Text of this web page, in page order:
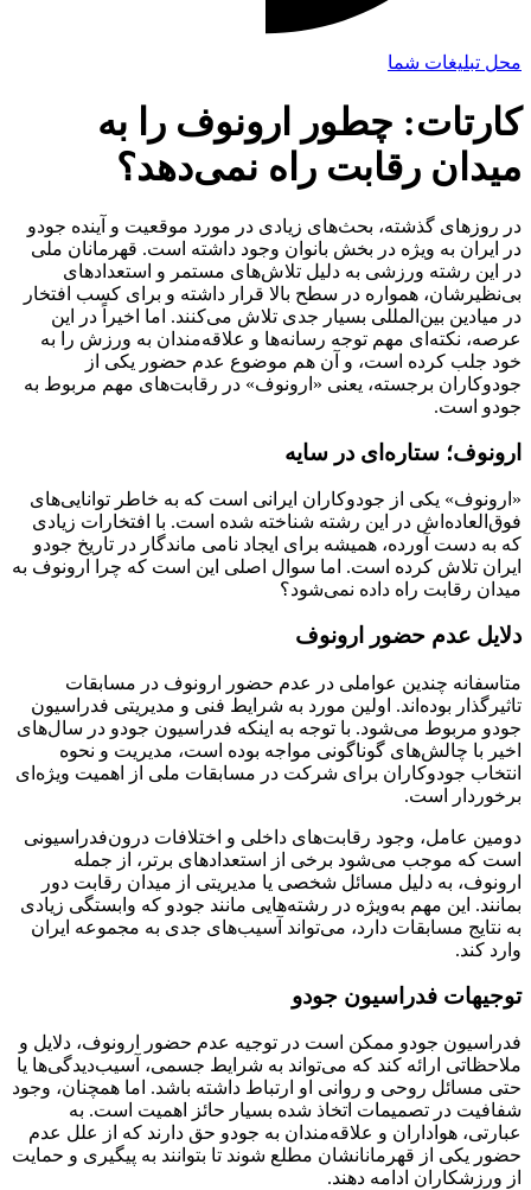
محل تبلیغات شما
کارتات: چطور ارونوف را به
میدان رقابت راه نمی‌دهد؟
در روزهای گذشته، بحث‌های زیادی در مورد موقعیت و آینده جودو
در ایران به ویژه در بخش بانوان وجود داشته است. قهرمانان ملی
در این رشته ورزشی به دلیل تلاش‌های مستمر و استعدادهای
بی‌نظیرشان، همواره در سطح بالا قرار داشته و برای کسب افتخار
در میادین بین‌المللی بسیار جدی تلاش می‌کنند. اما اخیراً در این
عرصه، نکته‌ای مهم توجه رسانه‌ها و علاقه‌مندان به ورزش را به
خود جلب کرده است، و آن هم موضوع عدم حضور یکی از
جودوکاران برجسته، یعنی «ارونوف» در رقابت‌های مهم مربوط به
جودو است.
ارونوف؛ ستاره‌ای در سایه
«ارونوف» یکی از جودوکاران ایرانی است که به خاطر توانایی‌های
فوق‌العاده‌اش در این رشته شناخته شده است. با افتخارات زیادی
که به دست آورده، همیشه برای ایجاد نامی ماندگار در تاریخ جودو
ایران تلاش کرده است. اما سوال اصلی این است که چرا ارونوف به
میدان رقابت راه داده نمی‌شود؟
دلایل عدم حضور ارونوف
متاسفانه چندین عواملی در عدم حضور ارونوف در مسابقات
تاثیرگذار بوده‌اند. اولین مورد به شرایط فنی و مدیریتی فدراسیون
جودو مربوط می‌شود. با توجه به اینکه فدراسیون جودو در سال‌های
اخیر با چالش‌های گوناگونی مواجه بوده است، مدیریت و نحوه
انتخاب جودوکاران برای شرکت در مسابقات ملی از اهمیت ویژه‌ای
برخوردار است.
دومین عامل، وجود رقابت‌های داخلی و اختلافات درون‌فدراسیونی
است که موجب می‌شود برخی از استعدادهای برتر، از جمله
ارونوف، به دلیل مسائل شخصی یا مدیریتی از میدان رقابت دور
بمانند. این مهم به‌ویژه در رشته‌هایی مانند جودو که وابستگی زیادی
به نتایج مسابقات دارد، می‌تواند آسیب‌های جدی به مجموعه ایران
وارد کند.
توجیهات فدراسیون جودو
فدراسیون جودو ممکن است در توجیه عدم حضور ارونوف، دلایل و
ملاحظاتی ارائه کند که می‌تواند به شرایط جسمی، آسیب‌دیدگی‌ها یا
حتی مسائل روحی و روانی او ارتباط داشته باشد. اما همچنان، وجود
شفافیت در تصمیمات اتخاذ شده بسیار حائز اهمیت است. به
عبارتی، هواداران و علاقه‌مندان به جودو حق دارند که از علل عدم
حضور یکی از قهرمانانشان مطلع شوند تا بتوانند به پیگیری و حمایت
از ورزشکاران ادامه دهند.